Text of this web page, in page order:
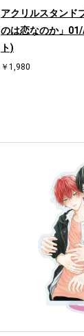
アクリルスタンド
のは恋なのか」
ト)
￥1,980